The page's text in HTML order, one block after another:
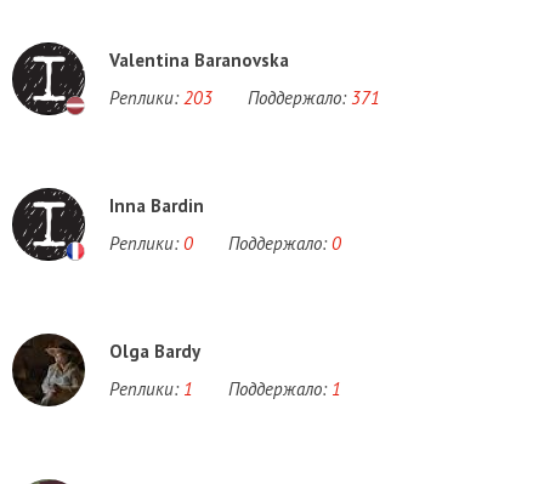
Valentina Baranovska
Реплики: 203 Поддержало: 371
Inna Bardin
Реплики: 0 Поддержало: 0
Olga Bardy
Реплики: 1 Поддержало: 1